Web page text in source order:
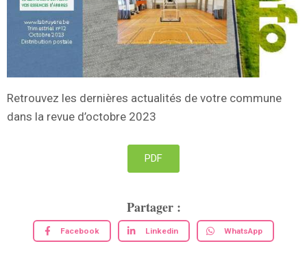
Retrouvez les dernières actualités de votre commune
dans la revue d’octobre 2023
PDF
Partager :
Facebook Linkedin WhatsApp